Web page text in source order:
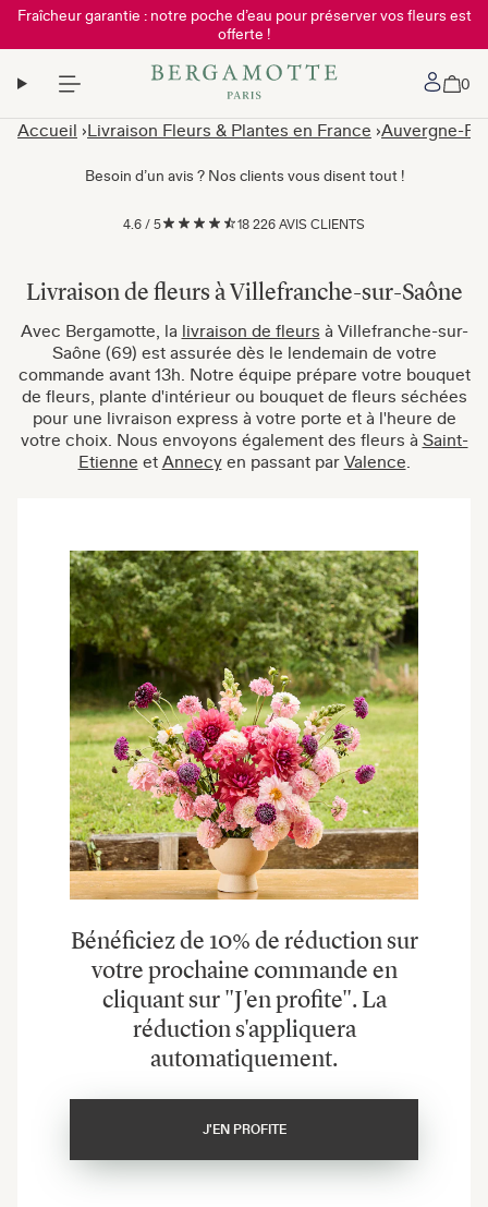
Fraîcheur garantie : notre poche d’eau pour préserver vos fleurs est
offerte !
Mon
0
Accueil Livraison Fleurs & Plantes en France Auvergne-
Besoin d’un avis ? Nos clients vous disent tout !
4.6 / 5 18 226 AVIS CLIENTS
Livraison de fleurs à Villefranche-sur-Saône
Avec Bergamotte, la livraison de fleurs à Villefranche-sur-
Saône (69) est assurée dès le lendemain de votre
commande avant 13h. Notre équipe prépare votre bouquet
de fleurs, plante d'intérieur ou bouquet de fleurs séchées
pour une livraison express à votre porte et à l'heure de
votre choix. Nous envoyons également des fleurs à Saint-
Etienne et Annecyen passant par Valence
Bénéficiez de 10% de réduction sur
votre prochaine commande en
cliquant sur "J'en profite". La
réduction s'appliquera
automatiquement.
J'EN PROFITE